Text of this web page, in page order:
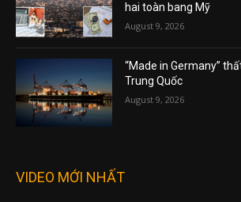
hai toàn bang Mỹ
August 9, 2026
“Made in Germany”
Trung Quốc
August 9, 2026
VIDEO MỚI NHẤT